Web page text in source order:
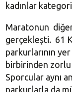
kadınlar
Maratonun diğer
gerçekleşti. 61
parkurlarının
birbirinden zorlu
Sporcular aynı
parkurlarla da